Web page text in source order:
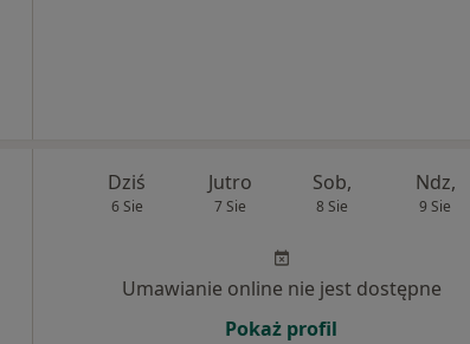
Dziś
6 Sie
Jutro
7 Sie
Sob,
8 Sie
Ndz,
9 Sie
Umawianie online nie jest dostępne
Pokaż profil